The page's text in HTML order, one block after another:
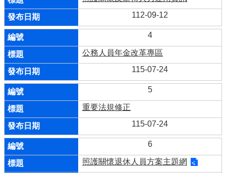
112-09-12
4
公務人員年金改革專區
115-07-24
5
重要法規修正
115-07-24
6
照護關懷退休人員方案主題網